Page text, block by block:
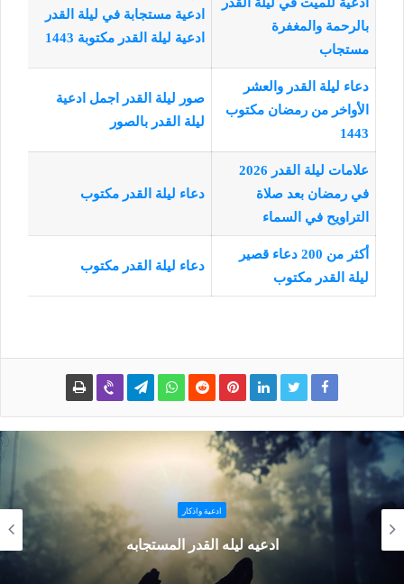
بالرحمة والمغفرة
مستجاب
ادعية مستجابة في ليلة القدر
ادعية ليلة القدر مكتوبة 1443
دعاء ليلة القدر والعشر
الأواخر من رمضان مكتوب
1443
صور ليلة القدر اجمل ادعية
ليلة القدر بالصور
علامات ليلة القدر 2026
في رمضان بعد صلاة
التراويح في السماء
دعاء ليلة القدر مكتوب
أكثر من 200 دعاء قصير
ليلة القدر مكتوب
دعاء ليلة القدر مكتوب
ادعية واذكار
ادعيه ليله القدر المستجابه